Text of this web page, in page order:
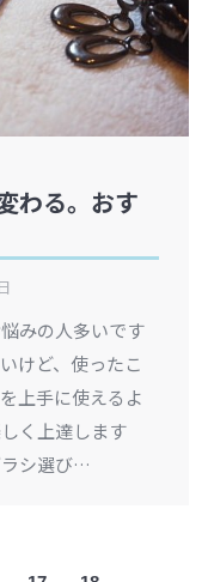
わる。おす
みの人多いです
けど、使ったこ
上手に使えるよ
く上達します
ラシ選び…